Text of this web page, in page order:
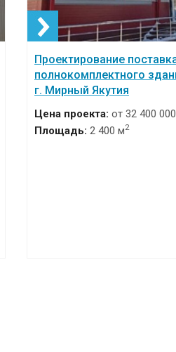
Проектирование
полнокомплектного
г. Мирный Якутия
Цена проекта: от 32 400
Площадь: 2 400 м2